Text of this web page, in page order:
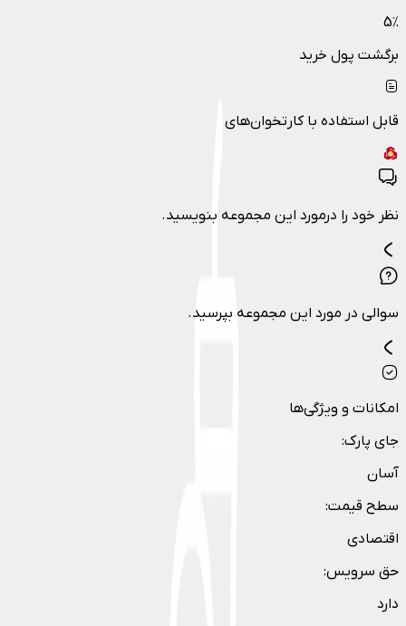
5٪
برگشت پول خرید
قابل استفاده با کارتخوان‌های
نظر خود را درمورد این مجموعه بنویسید.
سوالی در مورد این مجموعه بپرسید.
امکانات و ویژگی‌ها
جای پارک:
آسان
سطح قیمت:
اقتصادی
حق سرویس:
دارد